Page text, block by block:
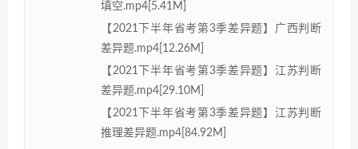
填空.mp4[5.41M]
【2021下半年省考第3季差异题】广西判断
差异题.mp4[12.26M]
【2021下半年省考第3季差异题】江苏判断
差异题.mp4[29.10M]
【2021下半年省考第3季差异题】江苏判断
推理差异题.mp4[84.92M]